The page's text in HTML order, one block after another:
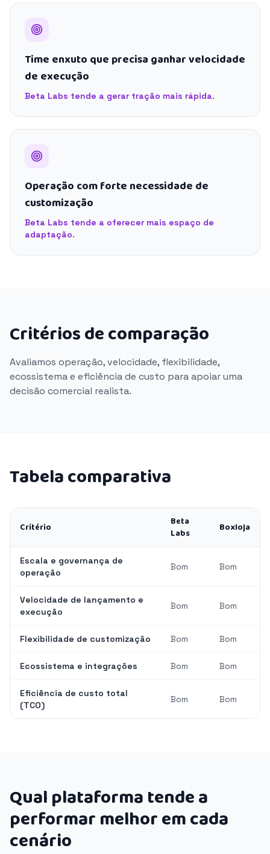
Time enxuto que precisa ganhar velocidade
de execução
Beta Labs tende a gerar tração mais rápida.
Operação com forte necessidade de
customização
Beta Labs tende a oferecer mais espaço de
adaptação.
Critérios de comparação
Avaliamos operação, velocidade, flexibilidade,
ecossistema e eficiência de custo para apoiar uma
decisão comercial realista.
Tabela comparativa
Critério
Beta
Labs
Boxloja
Escala e governança de
operação
Bom Bom
Velocidade de lançamento e
execução
Bom Bom
Flexibilidade de customização Bom Bom
Ecossistema e integrações Bom Bom
Eficiência de custo total
(TCO)
Bom Bom
Qual plataforma tende a
performar melhor em cada
cenário